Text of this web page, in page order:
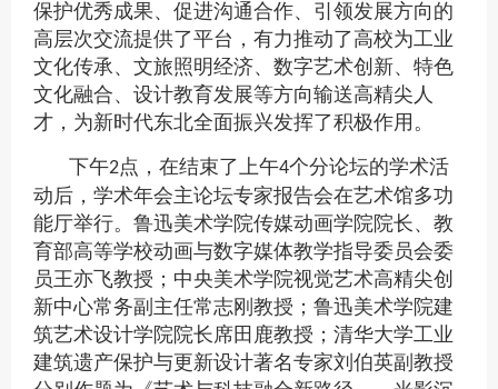
保护优秀成果、促进沟通合作、引领发展方向的
高层次交流提供了平台，有力推动了高校为工业
文化传承、文旅照明经济、数字艺术创新、特色
文化融合、设计教育发展等方向输送高精尖人
才，为新时代东北全面振兴发挥了积极作用。
下午2点，在结束了上午4个分论坛的学术活
动后，学术年会主论坛专家报告会在艺术馆多功
能厅举行。鲁迅美术学院传媒动画学院院长、教
育部高等学校动画与数字媒体教学指导委员会委
员王亦飞教授；中央美术学院视觉艺术高精尖创
新中心常务副主任常志刚教授；鲁迅美术学院建
筑艺术设计学院院长席田鹿教授；清华大学工业
建筑遗产保护与更新设计著名专家刘伯英副教授